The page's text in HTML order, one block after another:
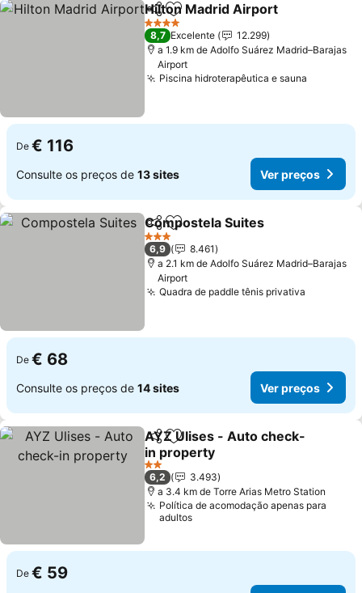
PartilharAdicionar aos favoritos
Hilton Madrid Airport
4 Estrelas
8,7 Excelente
12.299
a 1.9 km de Adolfo Suárez Madrid–Barajas
Airport
Piscina hidroterapêutica e sauna
De € 116
Consulte os preços de 13 sites Ver preços
PartilharAdicionar aos favoritos
Compostela Suites
3 Estrelas
6,9
8.461
a 2.1 km de Adolfo Suárez Madrid–Barajas
Airport
Quadra de paddle tênis privativa
De € 68
Consulte os preços de 14 sites Ver preços
PartilharAdicionar aos favoritos
AYZ Ulises - Auto check-
in property
Ver preços
2 Estrelas
6,2
3.493
a 3.4 km de Torre Arias Metro Station
Política de acomodação apenas para
adultos
De € 59